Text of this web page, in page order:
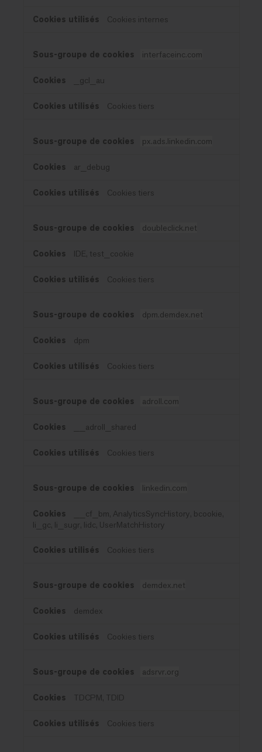
Cookies internes
interfaceinc.com
_gcl_au
Cookies tiers
px.ads.linkedin.com
ar_debug
Cookies tiers
doubleclick.net
IDE, test_cookie
Cookies tiers
dpm.demdex.net
dpm
Cookies tiers
adroll.com
__adroll_shared
Cookies tiers
linkedin.com
__cf_bm, AnalyticsSyncHistory, bcookie,
li_gc, li_sugr, lidc, UserMatchHistory
Cookies tiers
demdex.net
demdex
Cookies tiers
adsrvr.org
TDCPM, TDID
Cookies tiers